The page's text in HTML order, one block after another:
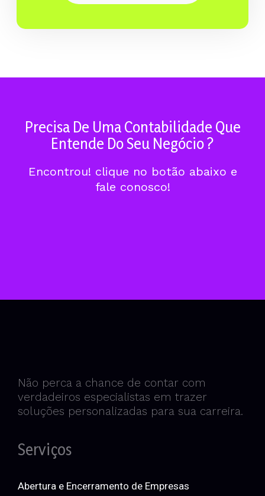
Precisa De Uma Contabilidade Que
Entende Do Seu Negócio ?
Encontrou! clique no botão abaixo e
fale conosco!
Não perca a chance de contar com
verdadeiros especialistas em trazer
soluções personalizadas para sua carreira.
Serviços
Abertura e Encerramento de Empresas